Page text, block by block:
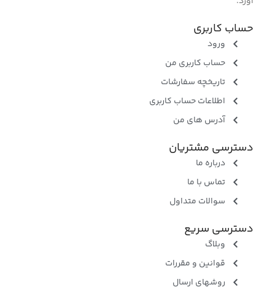
حساب کاربری
ورود
حساب کاربری من
تاریخچه سفارشات
اطلاعات حساب کاربری
آدرس های من
دسترسی مشتریان
درباره ما
تماس با ما
سوالات متداول
دسترسی سریع
وبلاگ
قوانین و مقررات
روشهای ارسال